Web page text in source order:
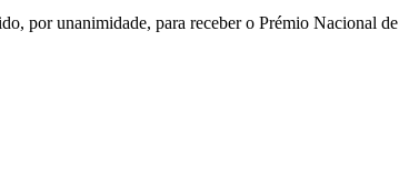
por unanimidade, para receber o Prémio Nacional de